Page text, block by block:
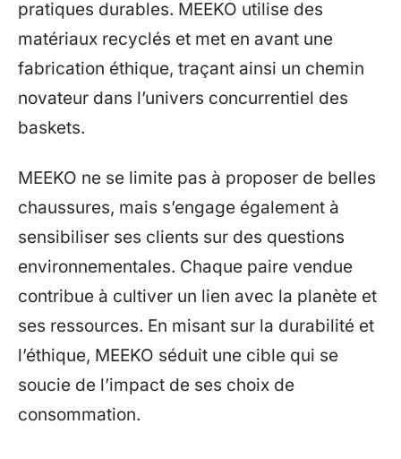
pratiques durables. MEEKO utilise des
matériaux recyclés et met en avant une
fabrication éthique, traçant ainsi un chemin
novateur dans l’univers concurrentiel des
baskets.
MEEKO ne se limite pas à proposer de belles
chaussures, mais s’engage également à
sensibiliser ses clients sur des questions
environnementales. Chaque paire vendue
contribue à cultiver un lien avec la planète et
ses ressources. En misant sur la durabilité et
l’éthique, MEEKO séduit une cible qui se
soucie de l’impact de ses choix de
consommation.